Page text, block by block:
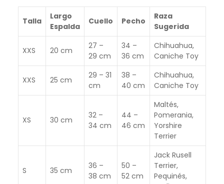
Talla
Largo
Espalda
Cuello Pecho
Raza
Sugerida
XXS 20 cm
27 –
29 cm
34 –
36 cm
Chihuahua,
Caniche Toy
XXS 25 cm
29 – 31
cm
38 –
40 cm
Chihuahua,
Caniche Toy
XS 30 cm
32 –
34 cm
44 –
46 cm
Maltés,
Pomerania,
Yorshire
Terrier
S 35 cm
36 –
38 cm
50 –
52 cm
Jack Rusell
Terrier,
Pequinés,